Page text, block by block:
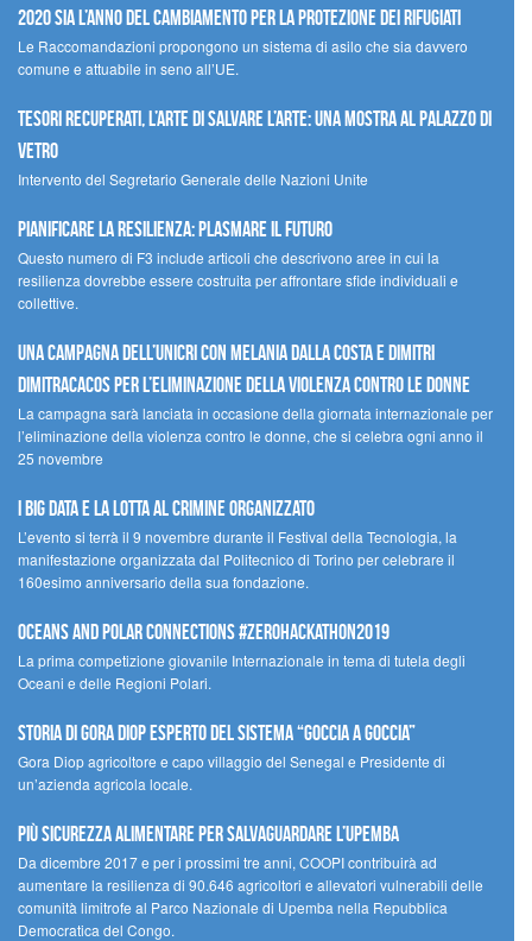
2020 sia l’anno del cambiamento per la protezione dei rifugiati
Le Raccomandazioni propongono un sistema di asilo che sia davvero
comune e attuabile in seno all’UE.
Tesori recuperati, l’arte di salvare l’arte: una mostra al Palazzo di
Vetro
Intervento del Segretario Generale delle Nazioni Unite
Pianificare la resilienza: plasmare il futuro
Questo numero di F3 include articoli che descrivono aree in cui la
resilienza dovrebbe essere costruita per affrontare sfide individuali e
collettive.
Una campagna dell’UNICRI con Melania Dalla Costa e Dimitri
Dimitracacos per l’eliminazione della violenza contro le donne
La campagna sarà lanciata in occasione della giornata internazionale per
l’eliminazione della violenza contro le donne, che si celebra ogni anno il
25 novembre
I Big Data e la lotta al crimine organizzato
L’evento si terrà il 9 novembre durante il Festival della Tecnologia, la
manifestazione organizzata dal Politecnico di Torino per celebrare il
160esimo anniversario della sua fondazione.
Oceans and Polar Connections #ZEROHackathon2019
La prima competizione giovanile Internazionale in tema di tutela degli
Oceani e delle Regioni Polari.
STORIA DI GORA DIOP ESPERTO DEL SISTEMA “GOCCIA A GOCCIA”
Gora Diop agricoltore e capo villaggio del Senegal e Presidente di
un’azienda agricola locale.
Più sicurezza alimentare per salvaguardare l’Upemba
Da dicembre 2017 e per i prossimi tre anni, COOPI contribuirà ad
aumentare la resilienza di 90.646 agricoltori e allevatori vulnerabili delle
comunità limitrofe al Parco Nazionale di Upemba nella Repubblica
Democratica del Congo.